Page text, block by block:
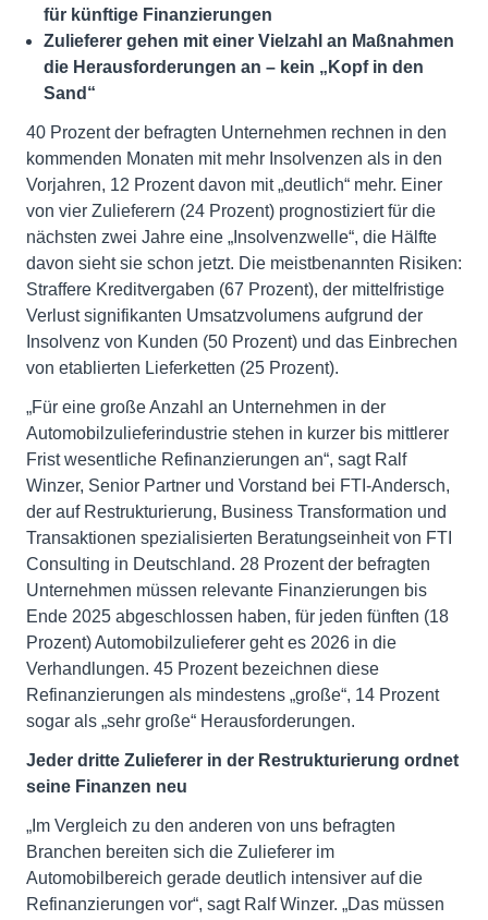
für künftige Finanzierungen
Zulieferer gehen mit einer Vielzahl an Maßnahmen
die Herausforderungen an – kein „Kopf in den
Sand“
40 Prozent der befragten Unternehmen rechnen in den
kommenden Monaten mit mehr Insolvenzen als in den
Vorjahren, 12 Prozent davon mit „deutlich“ mehr. Einer
von vier Zulieferern (24 Prozent) prognostiziert für die
nächsten zwei Jahre eine „Insolvenzwelle“, die Hälfte
davon sieht sie schon jetzt. Die meistbenannten Risiken:
Straffere Kreditvergaben (67 Prozent), der mittelfristige
Verlust signifikanten Umsatzvolumens aufgrund der
Insolvenz von Kunden (50 Prozent) und das Einbrechen
von etablierten Lieferketten (25 Prozent).
„Für eine große Anzahl an Unternehmen in der
Automobilzulieferindustrie stehen in kurzer bis mittlerer
Frist wesentliche Refinanzierungen an“, sagt Ralf
Winzer, Senior Partner und Vorstand bei FTI-Andersch,
der auf Restrukturierung, Business Transformation und
Transaktionen spezialisierten Beratungseinheit von FTI
Consulting in Deutschland. 28 Prozent der befragten
Unternehmen müssen relevante Finanzierungen bis
Ende 2025 abgeschlossen haben, für jeden fünften (18
Prozent) Automobilzulieferer geht es 2026 in die
Verhandlungen. 45 Prozent bezeichnen diese
Refinanzierungen als mindestens „große“, 14 Prozent
sogar als „sehr große“ Herausforderungen.
Jeder dritte Zulieferer in der Restrukturierung ordnet
seine Finanzen neu
„Im Vergleich zu den anderen von uns befragten
Branchen bereiten sich die Zulieferer im
Automobilbereich gerade deutlich intensiver auf die
Refinanzierungen vor“, sagt Ralf Winzer. „Das müssen